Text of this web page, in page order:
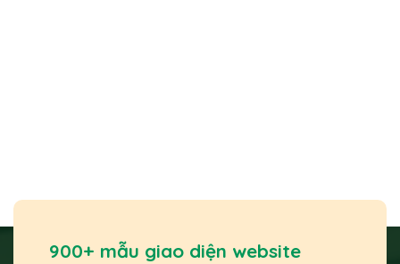
900+ mẫu giao diện website